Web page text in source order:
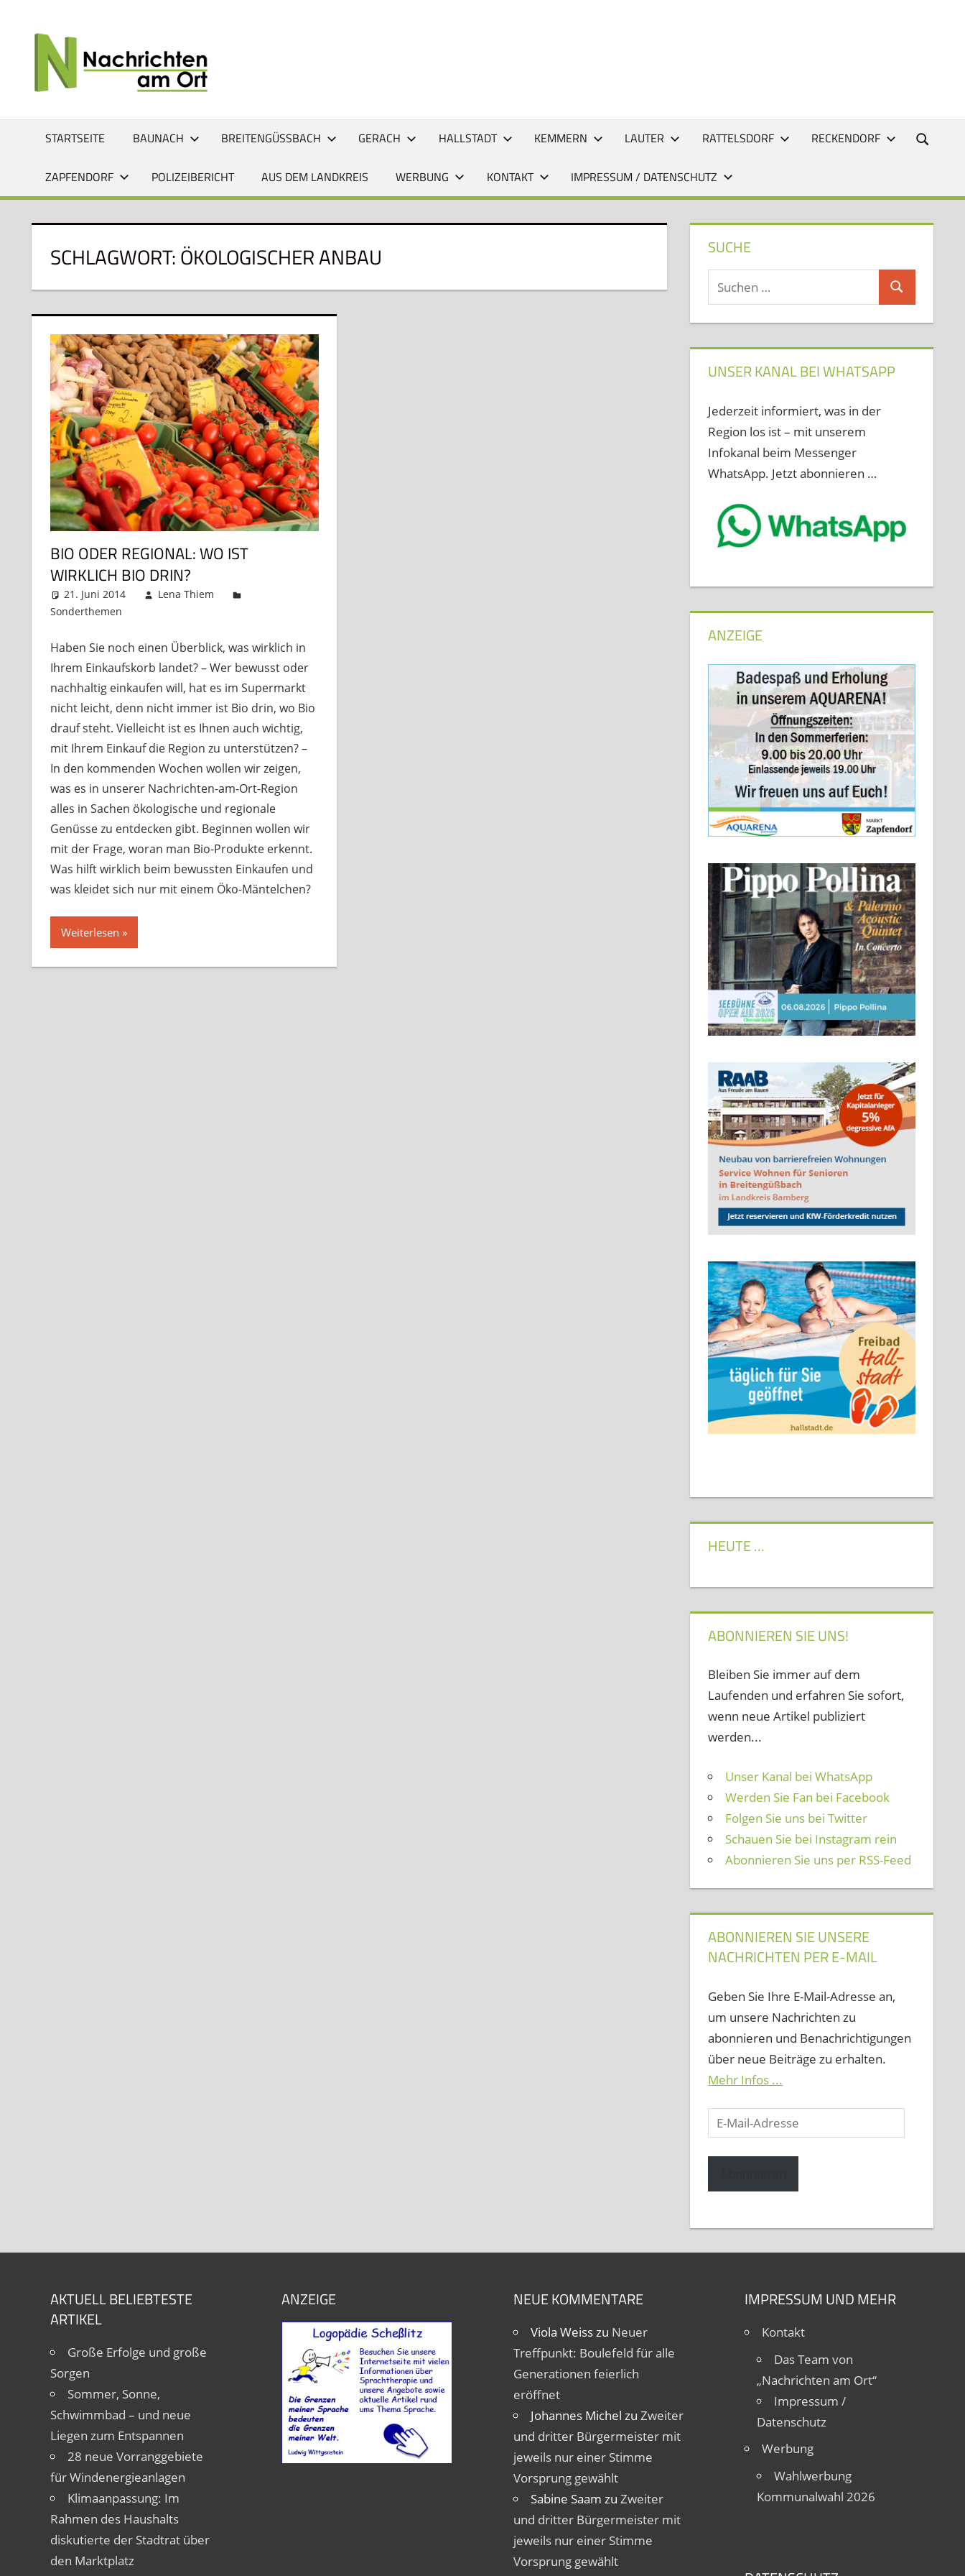
ORT
Lokale
News
Baunach,
Hallstadt,
Lauter,
Rattelsdorf,
Reckendorf
Zapfendorf
STARTSEITE BAUNACH BREITENGÜSSBACH GERACH HALLSTADT KEMMERN LAUTER RATTELSDORF RECKENDORF
ZAPFENDORF POLIZEIBERICHT AUS DEM LANDKREIS WERBUNG KONTAKT IMPRESSUM / DATENSCHUTZ
SCHLAGWORT:ÖKOLOGISCHER ANBAU
BIO ODER REGIONAL: WO IST
WIRKLICH BIO DRIN?
21. Juni 2014
Lena Thiem
Sonderthemen
Haben Sie noch einen Überblick, was wirklich in
Ihrem Einkaufskorb landet? – Wer bewusst oder
nachhaltig einkaufen will, hat es im Supermarkt
nicht leicht, denn nicht immer ist Bio drin, wo Bio
drauf steht. Vielleicht ist es Ihnen auch wichtig,
mit Ihrem Einkauf die Region zu unterstützen? –
In den kommenden Wochen wollen wir zeigen,
was es in unserer Nachrichten-am-Ort-Region
alles in Sachen ökologische und regionale
Genüsse zu entdecken gibt. Beginnen wollen wir
mit der Frage, woran man Bio-Produkte erkennt.
Was hilft wirklich beim bewussten Einkaufen und
was kleidet sich nur mit einem Öko-Mäntelchen?
Weiterlesen
SUCHE
Suchen
nach:
Suchen
UNSER KANAL BEI WHATSAPP
Jederzeit informiert, was in der
Region los ist – mit unserem
Infokanal beim Messenger
WhatsApp. Jetzt abonnieren …
ANZEIGE
HEUTE …
ABONNIEREN SIE UNS!
Bleiben Sie immer auf dem
Laufenden und erfahren Sie sofort,
wenn neue Artikel publiziert
werden...
Unser Kanal bei WhatsApp
Werden Sie Fan bei Facebook
Folgen Sie uns bei Twitter
Schauen Sie bei Instagram rein
Abonnieren Sie uns per RSS-Feed
ABONNIEREN SIE UNSERE
NACHRICHTEN PER E-MAIL
Geben Sie Ihre E-Mail-Adresse an,
um unsere Nachrichten zu
abonnieren und Benachrichtigungen
über neue Beiträge zu erhalten.
Mehr Infos ...
E-
Mail-
Adresse
AKTUELL BELIEBTESTE
ARTIKEL
Große Erfolge und große
Sorgen
Sommer, Sonne,
Schwimmbad – und neue
Liegen zum Entspannen
28 neue Vorranggebiete
für Windenergieanlagen
Klimaanpassung: Im
Rahmen des Haushalts
diskutierte der Stadtrat über
den Marktplatz
ANZEIGE NEUE KOMMENTARE
Viola Weisszu Neuer
Treffpunkt: Boulefeld für alle
Generationen feierlich
eröffnet
Johannes Michel zu Zweiter
und dritter Bürgermeister mit
jeweils nur einer Stimme
Vorsprung gewählt
Sabine Saam zu Zweiter
und dritter Bürgermeister mit
jeweils nur einer Stimme
Vorsprung gewählt
IMPRESSUM UND MEHR
Kontakt
Das Team von
„Nachrichten am Ort“
Impressum /
Datenschutz
Werbung
Wahlwerbung
Kommunalwahl 2026